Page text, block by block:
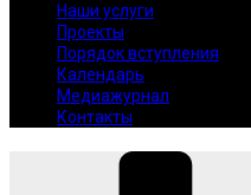
Наши услуги
Проекты
Порядок вступления
Календарь
Медиажурнал
Контакты